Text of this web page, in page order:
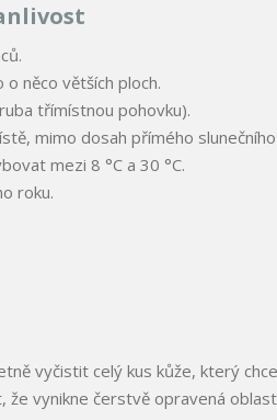
něco větších ploch.
třímístnou pohovku).
mimo dosah přímého
mezi 8 °C a 30 °C.
roku.
vyčistit celý kus kůže, který
vynikne čerstvě opravená